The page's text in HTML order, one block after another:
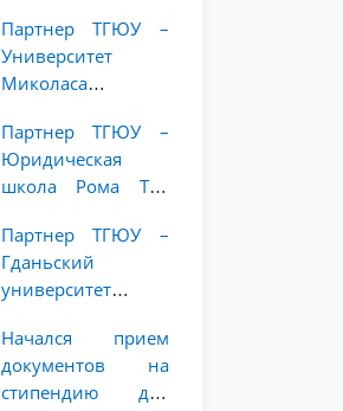
студентов 2–3
курсов ТГЮУ
программу
академической
мобильности для
курсов ТГЮУ
Партнер ТГЮУ –
Университет
Миколаса
объявляет
программу
академической
студентов 2–3
курсов
Партнер ТГЮУ –
Юридическая
школа Рома Тре
программе
академической
мобильности для
курсов
Партнер ТГЮУ –
Гданьский
университет
программу
академической
мобильности для
Начался прием
документов на
стипендию для